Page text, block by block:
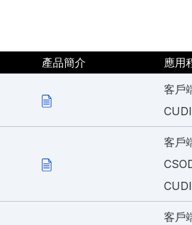
產品簡介 應用
客戶
客戶
客戶